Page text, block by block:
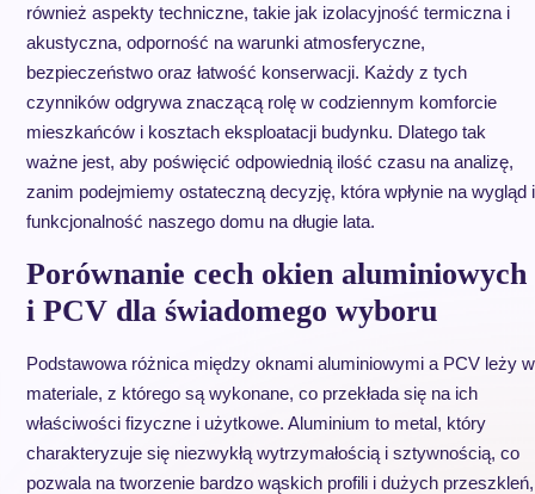
również aspekty techniczne, takie jak izolacyjność termiczna i
akustyczna, odporność na warunki atmosferyczne,
bezpieczeństwo oraz łatwość konserwacji. Każdy z tych
czynników odgrywa znaczącą rolę w codziennym komforcie
mieszkańców i kosztach eksploatacji budynku. Dlatego tak
ważne jest, aby poświęcić odpowiednią ilość czasu na analizę,
zanim podejmiemy ostateczną decyzję, która wpłynie na wygląd i
funkcjonalność naszego domu na długie lata.
Porównanie cech okien aluminiowych
i PCV dla świadomego wyboru
Podstawowa różnica między oknami aluminiowymi a PCV leży w
materiale, z którego są wykonane, co przekłada się na ich
właściwości fizyczne i użytkowe. Aluminium to metal, który
charakteryzuje się niezwykłą wytrzymałością i sztywnością, co
pozwala na tworzenie bardzo wąskich profili i dużych przeszkleń,